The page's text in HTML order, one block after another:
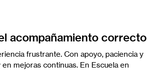
acompañamiento correcto
frustrante. Con apoyo, paciencia y
mejoras continuas. En Escuela en